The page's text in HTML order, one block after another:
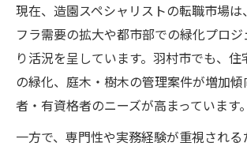
現在、造園スペシャリストの転職市場は
フラ需要の拡大や都市部での緑化プロ
り活況を呈しています。羽村市でも、
の緑化、庭木・樹木の管理案件が増加
者・有資格者のニーズが高まっています。
一方で、専門性や実務経験が重視され